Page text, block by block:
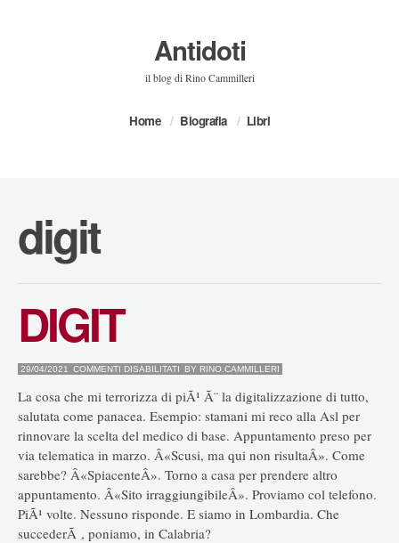
Antidoti
il blog di Rino Cammilleri
Home Biografia Libri
digit
DIGIT
29/04/2021 COMMENTI DISABILITATI SU
BY RINO.CAMMILLERI
La cosa che mi terrorizza di piÃ¹ Ã¨ la digitalizzazione di tutto,
salutata come panacea. Esempio: stamani mi reco alla Asl per
rinnovare la scelta del medico di base. Appuntamento preso per
via telematica in marzo. Â«Scusi, ma qui non risultaÂ». Come
sarebbe? Â«SpiacenteÂ». Torno a casa per prendere altro
appuntamento. Â«Sito irraggiungibileÂ». Proviamo col telefono.
PiÃ¹ volte. Nessuno risponde. E siamo in Lombardia. Che
succederÃ , poniamo, in Calabria?